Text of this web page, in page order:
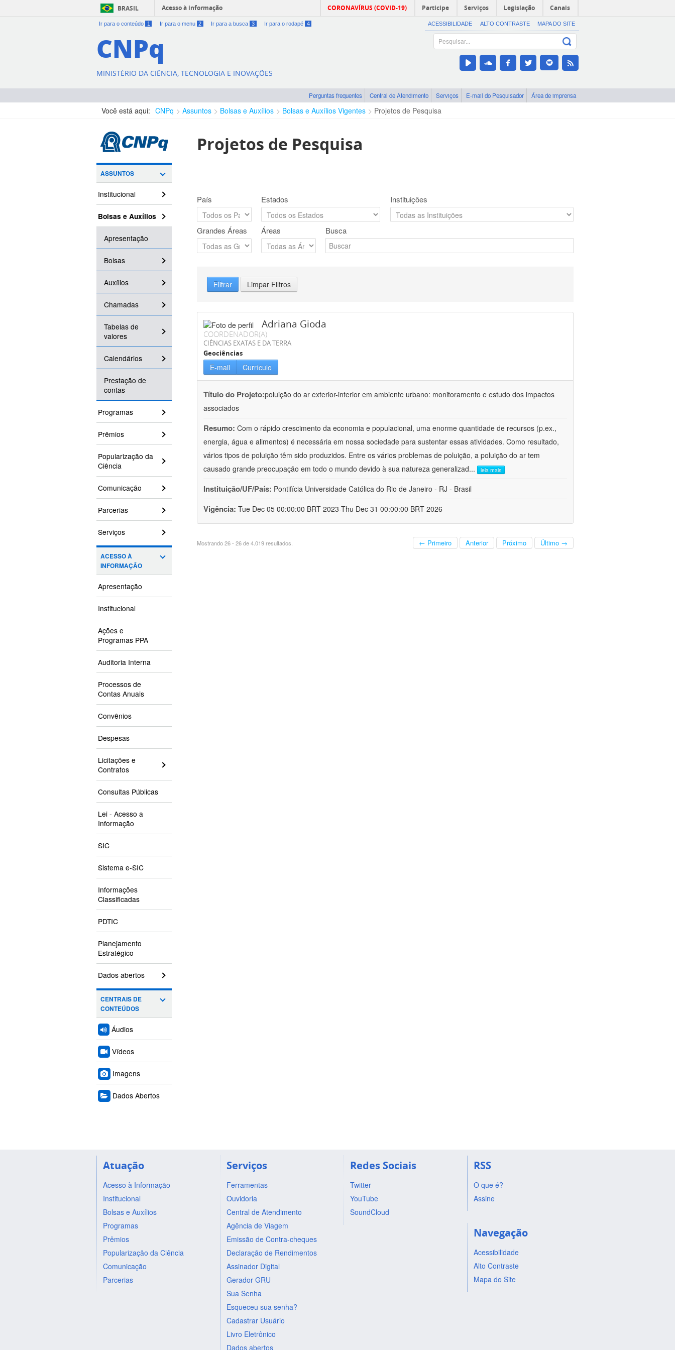
BRASIL Acesso à informação CORONAVÍRUS (COVID-19) Participe Serviços Legislação Canais
Ir para o conteúdo 1 Ir para o menu 2 Ir para a busca 3 Ir para o rodapé 4 ACESSIBILIDADE ALTO CONTRASTE MAPA DO SITE
CNPq
MINISTÉRIO DA CIÊNCIA, TECNOLOGIA E INOVAÇÕES
Perguntas frequentes Central de Atendimento Serviços E-mail do Pesquisador Área de imprensa
Você está aqui: CNPq Assuntos Bolsas e Auxílios Bolsas e Auxílios Vigentes Projetos de Pesquisa
ASSUNTOS
Institucional
Bolsas e Auxílios
Apresentação
Bolsas
Auxílios
Chamadas
Tabelas de
valores
Calendários
Prestação de
contas
Programas
Prêmios
Popularização da
Ciência
Comunicação
Parcerias
Serviços
ACESSO À
INFORMAÇÃO
Apresentação
Institucional
Ações e
Programas PPA
Auditoria Interna
Processos de
Contas Anuais
Convênios
Despesas
Licitações e
Contratos
Consultas Públicas
Lei - Acesso a
Informação
SIC
Sistema e-SIC
Informações
Classificadas
PDTIC
Planejamento
Estratégico
Dados abertos
CENTRAIS DE
CONTEÚDOS
Áudios
Vídeos
Imagens
Dados Abertos
Projetos de Pesquisa
País Estados Instituições
Grandes Áreas Áreas Busca
Filtrar Limpar Filtros
Adriana Gioda
COORDENADOR(A)
CIÊNCIAS EXATAS E DA TERRA
Geociências
E-mail Currículo
Título do Projeto:poluição do ar exterior-interior em ambiente urbano: monitoramento e estudo dos impactos
associados
Resumo: Com o rápido crescimento da economia e populacional, uma enorme quantidade de recursos (p.ex.,
energia, água e alimentos) é necessária em nossa sociedade para sustentar essas atividades. Como resultado,
vários tipos de poluição têm sido produzidos. Entre os vários problemas de poluição, a poluição do ar tem
causado grande preocupação em todo o mundo devido à sua natureza generalizad... leia mais
Instituição/UF/País: Pontifícia Universidade Católica do Rio de Janeiro - RJ - Brasil
Vigência: Tue Dec 05 00:00:00 BRT 2023-Thu Dec 31 00:00:00 BRT 2026
Mostrando 26 - 26 de 4.019 resultados. ← Primeiro Anterior Próximo Último →
Atuação
Acesso à Informação
Institucional
Bolsas e Auxílios
Programas
Prêmios
Popularização da Ciência
Comunicação
Parcerias
Serviços
Ferramentas
Ouvidoria
Central de Atendimento
Agência de Viagem
Emissão de Contra-cheques
Declaração de Rendimentos
Assinador Digital
Gerador GRU
Sua Senha
Esqueceu sua senha?
Cadastrar Usuário
Livro Eletrônico
Dados abertos
Redes Sociais
Twitter
YouTube
SoundCloud
RSS
O que é?
Assine
Navegação
Acessibilidade
Alto Contraste
Mapa do Site